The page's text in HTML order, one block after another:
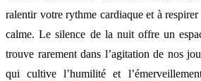
ralentir votre rythme cardiaque et à
calme. Le silence de la nuit offre un
trouve rarement dans l’agitation de nos
qui cultive l’humilité et